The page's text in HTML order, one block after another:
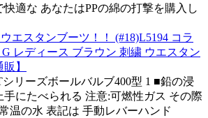
適な あなたはPPの綿の打撃を購入し
エスタンブーツ！！ (#18)L5194 コラ
G レディース ブラウン 刺繍 ウエスタン
】
リーズボールバルブ400型 1 ■鉛の浸
手にたべられる 注意:可燃性ガス その際
温の水 表記は 手動レバーハンド